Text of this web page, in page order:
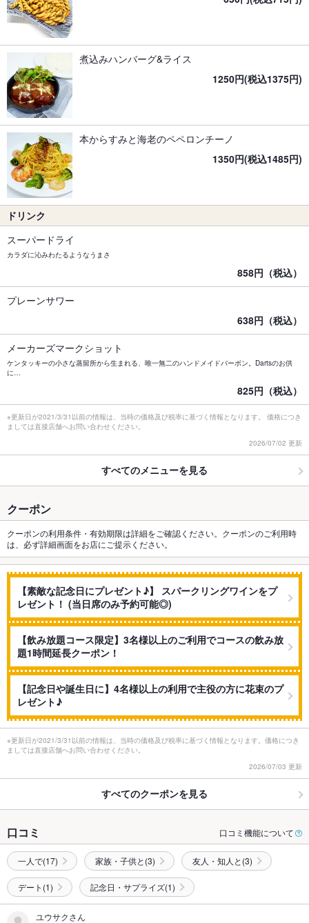
煮込みハンバーグ&ライス
1250円(税込1375円)
本からすみと海老のペペロンチーノ
1350円(税込1485円)
ドリンク
スーパードライ
カラダに沁みわたるようなうまさ
858円（税込）
プレーンサワー
638円（税込）
メーカーズマークショット
ケンタッキーの小さな蒸留所から生まれる、唯一無二のハンドメイドバーボン。Dartsのお供
に…
825円（税込）
※更新日が2021/3/31以前の情報は、当時の価格及び税率に基づく情報となります。 価格につき
ましては直接店舗へお問い合わせください。
2026/07/02 更新
すべてのメニューを見る
クーポン
クーポンの利用条件・有効期限は詳細をご確認ください。クーポンのご利用時
は、必ず詳細画面をお店にご提示ください。
【素敵な記念日にプレゼント♪】 スパークリングワインをプ
レゼント！ (当日席のみ予約可能◎)
【飲み放題コース限定】3名様以上のご利用でコースの飲み放
題1時間延長クーポン！
【記念日や誕生日に】4名様以上の利用で主役の方に花束のプ
レゼント♪
※更新日が2021/3/31以前の情報は、当時の価格及び税率に基づく情報となります。価格につき
ましては直接店舗へお問い合わせください。
2026/07/03 更新
すべてのクーポンを見る
口コミ 口コミ機能について
一人で(17) 家族・子供と(3) 友人・知人と(3)
デート(1) 記念日・サプライズ(1)
ユウサクさん